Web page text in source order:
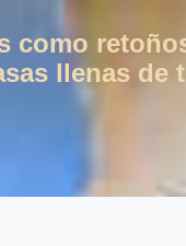
llenas de